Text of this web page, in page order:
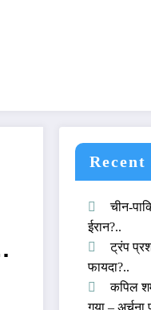
Recent
चीन-
ईरान?..
ट्रंप
फायदा?..
कपिल
गया – अर्चना